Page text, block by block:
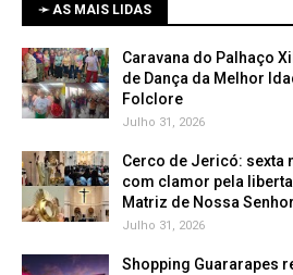
➛ AS MAIS LIDAS
Caravana do Palhaço
de Dança da Melhor
Folclore
Julho 31, 2026
Cerco de Jericó: sexta
com clamor pela
Matriz de Nossa
Julho 31, 2026
Shopping Guararapes